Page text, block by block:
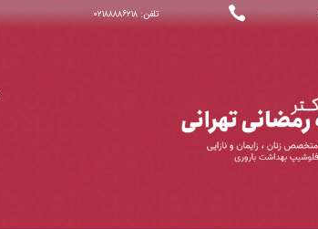
 تلفن: ۰۲۱۸۸۸۸۶۲۱۸